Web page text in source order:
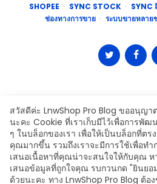
SHOPEE
SYNC STOCK SYNC
ช่องทางการขาย
ระบบขายหลาย
Leave a
สวัสดีค่ะ LnwShop Pro Blog ขออนุญ
นะคะ Cookie ที่เราเก็บมีไว้เพื่อการพั
ๆ ในบล็อกของเรา เพื่อให้เป็นบล็อกที่ตร
คุณมากขึ้น รวมถึงเราจะมีการใช้เพื่อท
เสนอเนื้อหาที่คุณน่าจะสนใจให้กับคุณ ห
เสนอข้อมูลที่ถูกใจคุณ รบกวนกด "ยินยอ
ด้วยนะคะ ทาง LnwShop Pro Blog